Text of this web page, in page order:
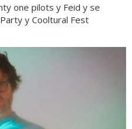
one pilots y Feid y se
y Cooltural Fest